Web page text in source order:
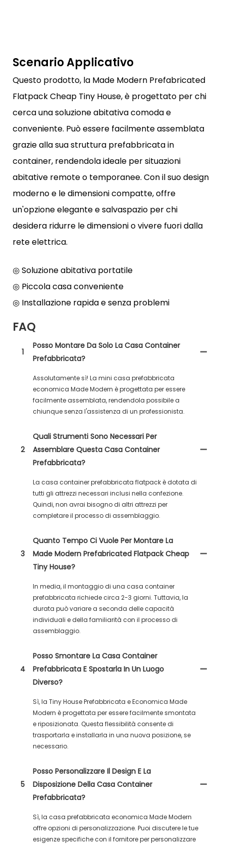
Scenario Applicativo
Questo prodotto, la Made Modern Prefabricated
Flatpack Cheap Tiny House, è progettato per chi
cerca una soluzione abitativa comoda e
conveniente. Può essere facilmente assemblata
grazie alla sua struttura prefabbricata in
container, rendendola ideale per situazioni
abitative remote o temporanee. Con il suo design
moderno e le dimensioni compatte, offre
un'opzione elegante e salvaspazio per chi
desidera ridurre le dimensioni o vivere fuori dalla
rete elettrica.
◎ Soluzione abitativa portatile
◎ Piccola casa conveniente
◎ Installazione rapida e senza problemi
FAQ
1
Posso Montare Da Solo La Casa Container
Prefabbricata?
Assolutamente sì! La mini casa prefabbricata
economica Made Modern è progettata per essere
facilmente assemblata, rendendola possibile a
chiunque senza l'assistenza di un professionista.
2
Quali Strumenti Sono Necessari Per
Assemblare Questa Casa Container
Prefabbricata?
La casa container prefabbricata flatpack è dotata di
tutti gli attrezzi necessari inclusi nella confezione.
Quindi, non avrai bisogno di altri attrezzi per
completare il processo di assemblaggio.
3
Quanto Tempo Ci Vuole Per Montare La
Made Modern Prefabricated Flatpack Cheap
Tiny House?
In media, il montaggio di una casa container
prefabbricata richiede circa 2-3 giorni. Tuttavia, la
durata può variare a seconda delle capacità
individuali e della familiarità con il processo di
assemblaggio.
4
Posso Smontare La Casa Container
Prefabbricata E Spostarla In Un Luogo
Diverso?
Sì, la Tiny House Prefabbricata e Economica Made
Modern è progettata per essere facilmente smontata
e riposizionata. Questa flessibilità consente di
trasportarla e installarla in una nuova posizione, se
necessario.
5
Posso Personalizzare Il Design E La
Disposizione Della Casa Container
Prefabbricata?
Sì, la casa prefabbricata economica Made Modern
offre opzioni di personalizzazione. Puoi discutere le tue
esigenze specifiche con il fornitore per personalizzare